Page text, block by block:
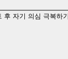
후 자기 의심 극복하기